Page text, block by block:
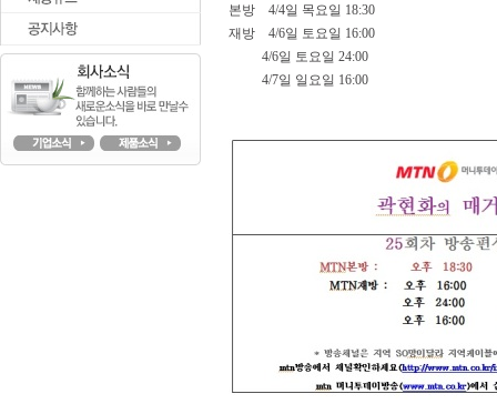
본방 4/4일 목요일 18:30
재방 4/6일 토요일 16:00
4/6일 토요일 24:00
4/7일 일요일 16:00